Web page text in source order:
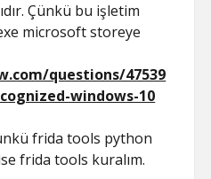
Çünkü bu işletim
microsoft storeye
questions/47539
windows-10
frida tools python
frida tools kuralım.